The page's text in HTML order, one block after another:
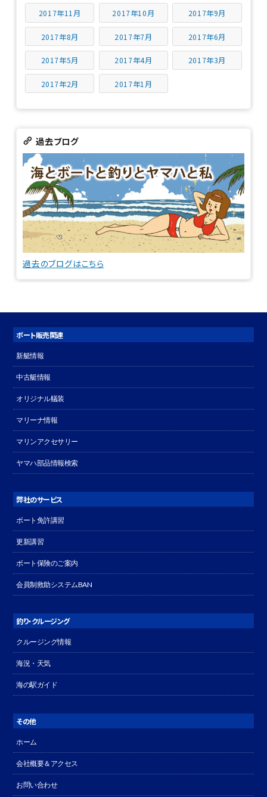
2017年11月 2017年10月 2017年9月
2017年8月 2017年7月 2017年6月
2017年5月 2017年4月 2017年3月
2017年2月 2017年1月
過去ブログ
過去のブログはこちら
ボート販売関連
新艇情報
中古艇情報
オリジナル艤装
マリーナ情報
マリンアクセサリー
ヤマハ部品情報検索
弊社のサービス
ボート免許講習
更新講習
ボート保険のご案内
会員制救助システムBAN
釣り・クルージング
クルージング情報
海況・天気
海の駅ガイド
その他
ホーム
会社概要＆アクセス
お問い合わせ